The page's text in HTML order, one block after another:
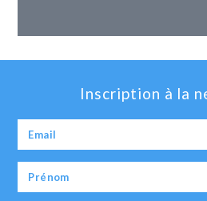
Inscription à la